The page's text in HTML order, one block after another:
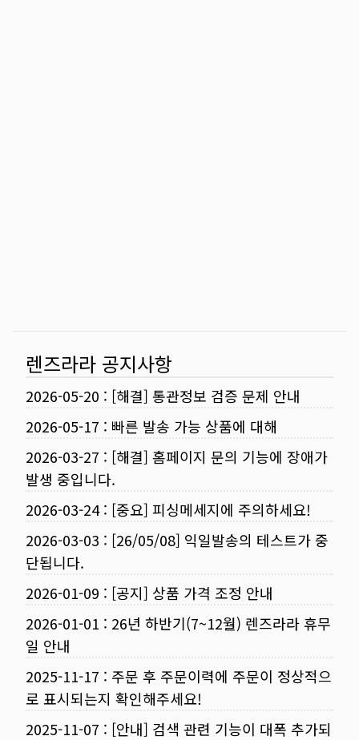
렌즈라라 공지사항
2026-05-20 : [해결] 통관정보 검증 문제 안내
2026-05-17 : 빠른 발송 가능 상품에 대해
2026-03-27 : [해결] 홈페이지 문의 기능에 장애가
발생 중입니다.
2026-03-24: [중요] 피싱메세지에 주의하세요!
2026-03-03 : [26/05/08] 익일발송의 테스트가 중
단됩니다.
2026-01-09 : [공지] 상품 가격 조정 안내
2026-01-01 : 26년 하반기(7~12월) 렌즈라라 휴무
일 안내
2025-11-17 : 주문 후 주문이력에 주문이 정상적으
로 표시되는지 확인해주세요!
2025-11-07 : [안내] 검색 관련 기능이 대폭 추가되